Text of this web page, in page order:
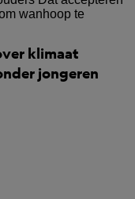
klimaat
jongeren